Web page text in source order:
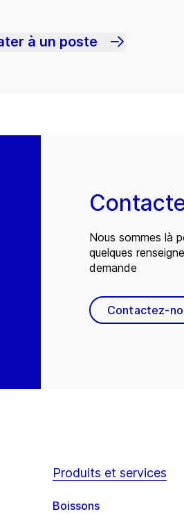
à un poste
Nous sommes là
quelques
demande
Contactez-
Produits et services
Boissons